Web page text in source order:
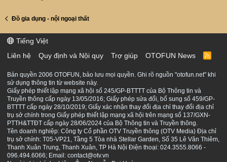
Đồ gia dụng - nội ngoại thất
Tiếng Việt
Liên hệ
Quy định và Nội quy Trợ giúp OTOFUN News
R
S
Bản quyền 2006 OTOFUN, bảo lưu mọi quyền. Ghi rõ nguồn "otofun.net" khi
sử dụng thông tin từ website này.
Giấy phép thiết lập mạng xã hội số 245/GP-BTTTT của Bộ Thông tin và
Truyền thông cấp ngày 13/05/2016; Giấy phép sửa đổi, bổ sung số 459/GP-
BTTTT cấp ngày 28/10/2019; Giấy xác nhận thay đổi địa chỉ thay đổi địa chỉ
trụ sở chính trong Giấy phép thiết lập mạng xã hội trên mạng số 137/GXN-
PTTH&TTĐT cấp ngày 28/06/2024 của Bộ Thông tin và Truyền thông.
Tên doanh nghiệp: Công ty Cổ phần OTV Truyền thông (OTV Media) Địa chỉ
trụ sở chính: T05-VP21, Tầng 5 Tòa nhà Stellar Garden, Số 35 Lê Văn Thiêm,
Thanh Xuân Trung, Thanh Xuân, TP Hà Nội Điện thoại: 024.3555.8066 -
096.494.6066; Email: contact@otv.vn